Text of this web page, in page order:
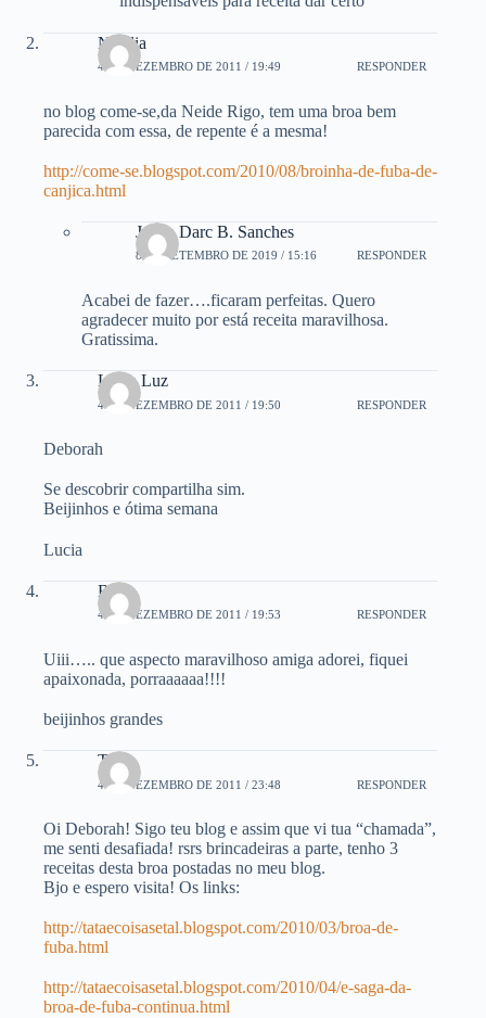
Natália
4 DE DEZEMBRO DE 2011 / 19:49 RESPONDER
no blog come-se,da Neide Rigo, tem uma broa bem
parecida com essa, de repente é a mesma!
http://come-se.blogspot.com/2010/08/broinha-de-fuba-de-
canjica.html
Joana Darc B. Sanches
8 DE SETEMBRO DE 2019 / 15:16 RESPONDER
Acabei de fazer….ficaram perfeitas. Quero
agradecer muito por está receita maravilhosa.
Gratissima.
Lucia Luz
4 DE DEZEMBRO DE 2011 / 19:50 RESPONDER
Deborah
Se descobrir compartilha sim.
Beijinhos e ótima semana
Lucia
Beth
4 DE DEZEMBRO DE 2011 / 19:53 RESPONDER
Uiii….. que aspecto maravilhoso amiga adorei, fiquei
apaixonada, porraaaaaa!!!!
beijinhos grandes
Taís
4 DE DEZEMBRO DE 2011 / 23:48 RESPONDER
Oi Deborah! Sigo teu blog e assim que vi tua “chamada”,
me senti desafiada! rsrs brincadeiras a parte, tenho 3
receitas desta broa postadas no meu blog.
Bjo e espero visita! Os links:
http://tataecoisasetal.blogspot.com/2010/03/broa-de-
fuba.html
http://tataecoisasetal.blogspot.com/2010/04/e-saga-da-
broa-de-fuba-continua.html